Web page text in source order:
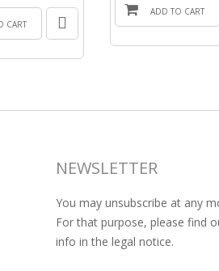
CART
ADD TO CART
NEWSLETTER
You may unsubscribe at any
For that purpose, please find
info in the legal notice.